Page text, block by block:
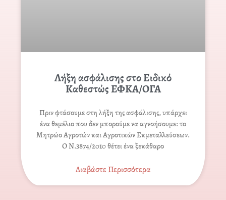
Λήξη ασφάλισης στο Ειδικό
Καθεστώς ΕΦΚΑ/ΟΓΑ
Πριν φτάσουμε στη λήξη της ασφάλισης, υπάρχει
ένα θεμέλιο που δεν μπορούμε να αγνοήσουμε: το
Μητρώο Αγροτών και Αγροτικών Εκμεταλλεύσεων.
Ο Ν.3874/2010 θέτει ένα ξεκάθαρο
Διαβάστε Περισσότερα